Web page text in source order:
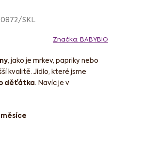
SKL
Značka: BABYBIO
, jako je mrkev, papriky nebo
kvalitě. Jídlo, které jsme
děťátka. Navíc je v